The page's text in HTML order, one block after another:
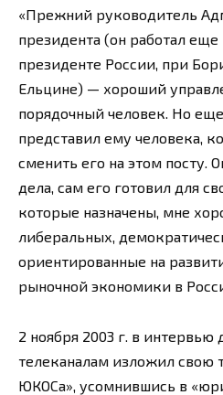
«Прежний руководитель
президента (он работал
президенте России, при
Ельцине) — хороший
порядочный человек. Но
представил ему человека,
сменить его на этом посту.
дела, сам его готовил для
которые назначены, мне
либеральных,
ориентированные на
рыночной экономики в
2 ноября 2003 г. в
телеканалам изложил свою
ЮКОСа», усомнившись в